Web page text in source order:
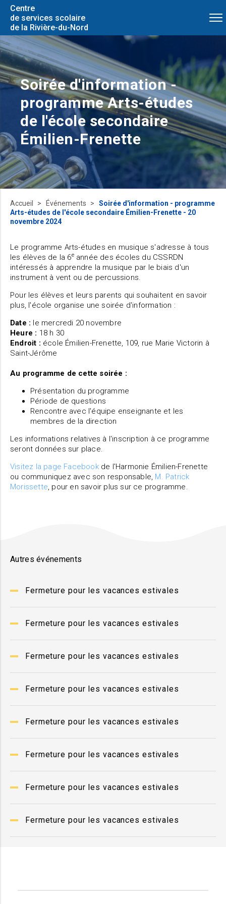
Centre
de services scolaire
de la Rivière-du-Nord
Soirée d'information -
programme Arts-études
de l'école secondaire
Émilien-Frenette
Autres événements
Fermeture pour les vacances estivales
Fermeture pour les vacances estivales
Fermeture pour les vacances estivales
Fermeture pour les vacances estivales
Fermeture pour les vacances estivales
Fermeture pour les vacances estivales
Fermeture pour les vacances estivales
Fermeture pour les vacances estivales
Accueil Événements
Soirée d'information - programme
Arts-études de l'école secondaire Émilien-Frenette - 20
novembre 2024
Le programme Arts-études en musique s'adresse à tous
les élèves de la 6eannée des écoles du CSSRDN
intéressés à apprendre la musique par le biais d'un
instrument à vent ou de percussions.
Pour les élèves et leurs parents qui souhaitent en savoir
plus, l'école organise une soirée d'information :
Date : le mercredi 20 novembre
Heure : 18 h 30
Endroit : école Émilien-Frenette, 109, rue Marie Victorin à
Saint-Jérôme
Au programme de cette soirée :
Présentation du programme
Période de questions
Rencontre avec l'équipe enseignante et les
membres de la direction
Les informations relatives à l'inscription à ce programme
seront données sur place.
Visitez la page Facebook de l'Harmonie Émilien-Frenette
ou communiquez avec son responsable, M. Patrick
Morissette, pour en savoir plus sur ce programme.